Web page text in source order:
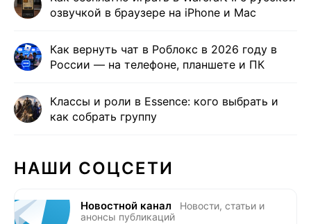
озвучкой в браузере на iPhone и Mac
Как вернуть чат в Роблокс в 2026 году в
России — на телефоне, планшете и ПК
Классы и роли в Essence: кого выбрать и
как собрать группу
НАШИ СОЦСЕТИ
Новостной канал
Новости, статьи и
анонсы публикаций